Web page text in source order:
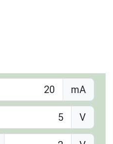
mA
V